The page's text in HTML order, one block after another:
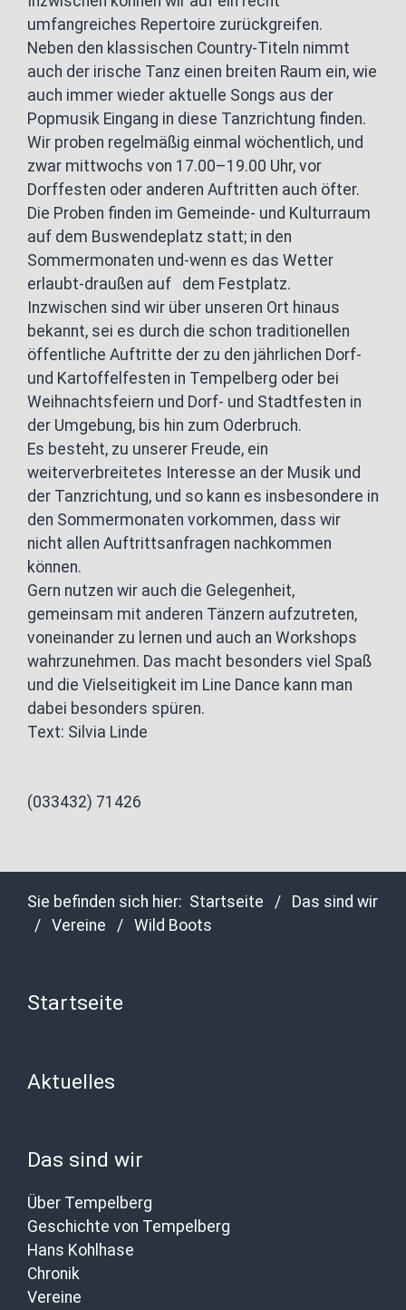
umfangreiches Repertoire zurückgreifen.
Neben den klassischen Country-Titeln nimmt
auch der irische Tanz einen breiten Raum ein, wie
auch immer wieder aktuelle Songs aus der
Popmusik Eingang in diese Tanzrichtung finden.
Wir proben regelmäßig einmal wöchentlich, und
zwar mittwochs von 17.00–19.00 Uhr, vor
Dorffesten oder anderen Auftritten auch öfter.
Die Proben finden im Gemeinde- und Kulturraum
auf dem Buswendeplatz statt; in den
Sommermonaten und-wenn es das Wetter
erlaubt-draußen auf dem Festplatz.
Inzwischen sind wir über unseren Ort hinaus
bekannt, sei es durch die schon traditionellen
öffentliche Auftritte der zu den jährlichen Dorf-
und Kartoffelfesten in Tempelberg oder bei
Weihnachtsfeiern und Dorf- und Stadtfesten in
der Umgebung, bis hin zum Oderbruch.
Es besteht, zu unserer Freude, ein
weiterverbreitetes Interesse an der Musik und
der Tanzrichtung, und so kann es insbesondere in
den Sommermonaten vorkommen, dass wir
nicht allen Auftrittsanfragen nachkommen
können.
Gern nutzen wir auch die Gelegenheit,
gemeinsam mit anderen Tänzern aufzutreten,
voneinander zu lernen und auch an Workshops
wahrzunehmen. Das macht besonders viel Spaß
und die Vielseitigkeit im Line Dance kann man
dabei besonders spüren.
Text: Silvia Linde
(033432) 71426
Sie befinden sich hier: Startseite /
Das sind wir
/ Vereine / Wild Boots
Startseite
Aktuelles
Das sind wir
Über Tempelberg
Geschichte von Tempelberg
Hans Kohlhase
Chronik
Vereine